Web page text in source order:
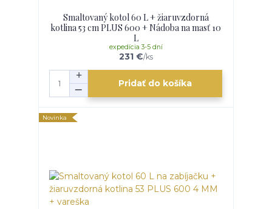
Smaltovaný kotol 60 L + žiaruvzdorná
kotlina 53 cm PLUS 600 + Nádoba na masť 10
L
231 €/ks
expedícia 3-5 dní
Pridať do košíka
Novinka